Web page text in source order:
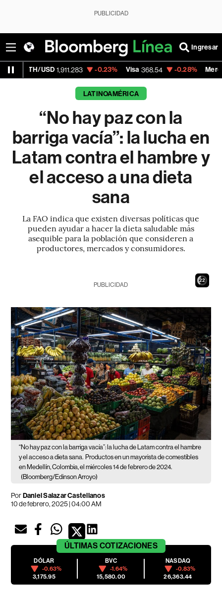
PUBLICIDAD
Ingresar
1,911.283 -0.23% Visa 368.54 -0.28% MercadoLibre
LATINOAMÉRICA
“No hay paz con la
barriga vacía”: la lucha en
Latam contra el hambre y
el acceso a una dieta
sana
La FAO indica que existen diversas políticas que
pueden ayudar a hacer la dieta saludable más
asequible para la población que consideren a
productores, mercados y consumidores.
20
PUBLICIDAD
“No hay paz con la barriga vacía”: la lucha de Latam contra el hambre
y el acceso a dieta sana. Productos en un mayorista de comestibles
en Medellín, Colombia, el miércoles 14 de febrero de 2024.
(Bloomberg/Edinson Arroyo)
PorDaniel Salazar Castellanos
10 de febrero, 2025 | 04:00 AM
ÚLTIMAS COTIZACIONES
DÓLAR
-0.63%
3,175.95
BVC
-1.64%
15,580.00
NASDAQ
-0.83%
26,363.44